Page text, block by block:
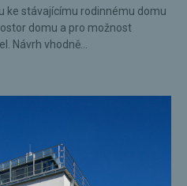
ke stávajícímu rodinnému domu
domu a pro možnost
Návrh vhodně...